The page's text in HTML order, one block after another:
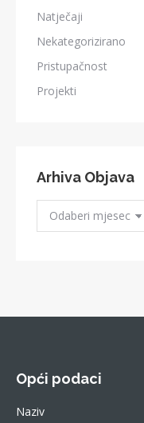
Natječaji
Nekategorizirano
Pristupačnost
Projekti
Arhiva Objava
Arhiva
Objava
Opći podaci
Naziv